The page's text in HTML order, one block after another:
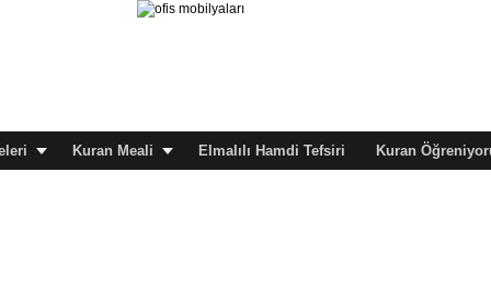
Kuran Meali Elmalılı Hamdi Tefsiri Kuran